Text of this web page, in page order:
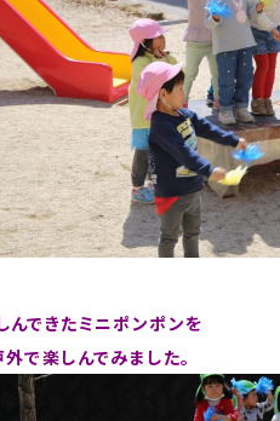
んできたミニポンポンを
で楽しんでみました。